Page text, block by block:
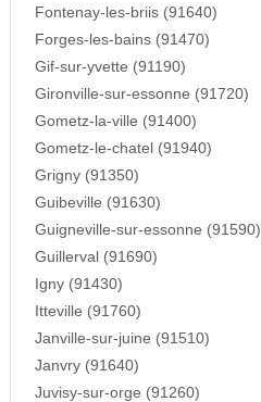
Fontenay-les-briis (91640)
Forges-les-bains (91470)
Gif-sur-yvette (91190)
Gironville-sur-essonne (91720)
Gometz-la-ville (91400)
Gometz-le-chatel (91940)
Grigny (91350)
Guibeville (91630)
Guigneville-sur-essonne (91590)
Guillerval (91690)
Igny (91430)
Itteville (91760)
Janville-sur-juine (91510)
Janvry (91640)
Juvisy-sur-orge (91260)